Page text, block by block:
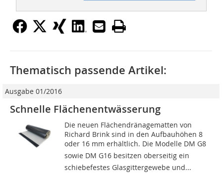
Thematisch passende Artikel:
Ausgabe 01/2016
Schnelle Flächenentwässerung
Die neuen Flächendränagematten von
Richard Brink sind in den Aufbauhöhen 8
oder 16 mm erhältlich. Die Modelle DM G8
sowie DM G16 besitzen oberseitig ein
schiebefestes Glasgittergewebe und...